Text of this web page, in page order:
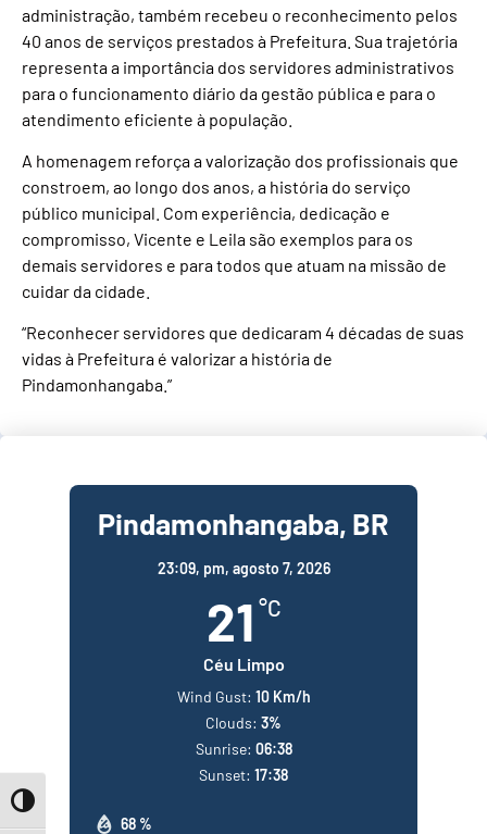
Toggle High Contrast
administração, também recebeu o reconhecimento pelos
40 anos de serviços prestados à Prefeitura. Sua trajetória
representa a importância dos servidores administrativos
para o funcionamento diário da gestão pública e para o
atendimento eficiente à população.
A homenagem reforça a valorização dos profissionais que
constroem, ao longo dos anos, a história do serviço
público municipal. Com experiência, dedicação e
compromisso, Vicente e Leila são exemplos para os
demais servidores e para todos que atuam na missão de
cuidar da cidade.
“Reconhecer servidores que dedicaram 4 décadas de suas
vidas à Prefeitura é valorizar a história de
Pindamonhangaba.”
Pindamonhangaba, BR
23:09, pm, agosto 7, 2026
21 °C
Céu Limpo
68 %
Wind Gust: 10 Km/h
Clouds: 3%
Sunrise: 06:38
Sunset: 17:38